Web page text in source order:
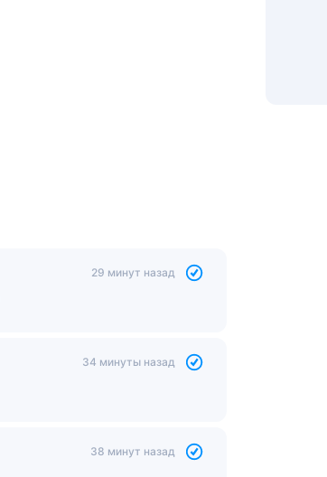
29 минут назад
34 минуты назад
38 минут назад